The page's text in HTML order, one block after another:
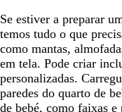
Se estiver a preparar
temos tudo o que
como mantas,
em tela. Pode criar
personalizadas.
paredes do quarto de
de bebé, como faixas e